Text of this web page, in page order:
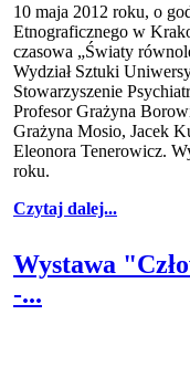
10 maja 2012 roku, o
Etnograficznego w
czasowa „Światy
Wydział Sztuki
Stowarzyszenie
Profesor Grażyna
Grażyna Mosio, Jacek
Eleonora Tenerowicz.
roku.
Czytaj dalej...
Wystawa
-...